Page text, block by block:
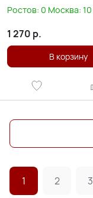
Ростов: 0 Москва: 10
1 270 р.
В корзину
1 2 3